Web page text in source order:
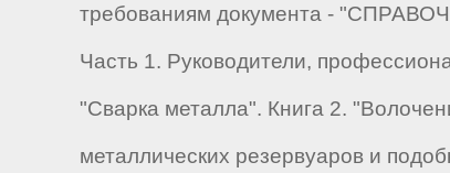
требованиям документа -
Часть 1. Руководители,
"Сварка металла". Книга 2.
металлических резервуаров и